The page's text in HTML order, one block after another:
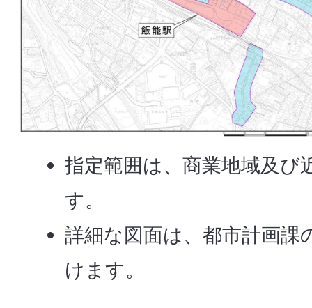
指定範囲は、商業地域及び
す。
詳細な図面は、都市計画課
けます。